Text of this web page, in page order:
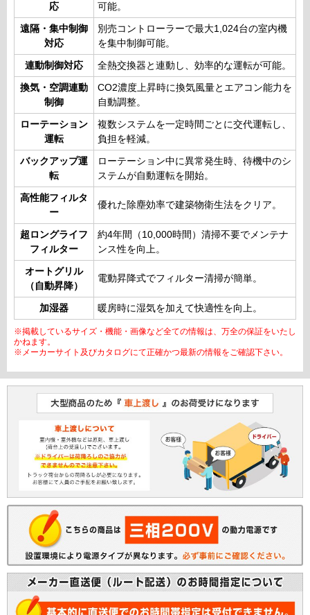
応
可能。
遠隔・集中制御
対応
別売コントローラーで最大1,024台の室内機
を集中制御可能。
連動制御対応 全熱交換器と連動し、効率的な運転が可能。
換気・空調連動
制御
CO2濃度上昇時に換気風量とエアコン能力を
自動調整。
ローテーション
運転
複数システムを一定時間ごとに交代運転し、
負担を軽減。
バックアップ運
転
ローテーション中に異常発生時、待機中のシ
ステムが自動運転を開始。
高性能フィルタ
ー
優れた除塵効率で建築物衛生法をクリア。
超ロングライフ
フィルター
約4年間（10,000時間）清掃不要でメンテナ
ンス性を向上。
オートグリル
（自動昇降）
電動昇降式でフィルター清掃が簡単。
加湿器 暖房時に湿気を加えて快適性を向上。
※掲載しているサイズ・機能・画像など全ての情報は、万全の保証をいたし
かねます。
※メーカーサイト及びカタログにて正確かつ最新の情報をご確認下さい。